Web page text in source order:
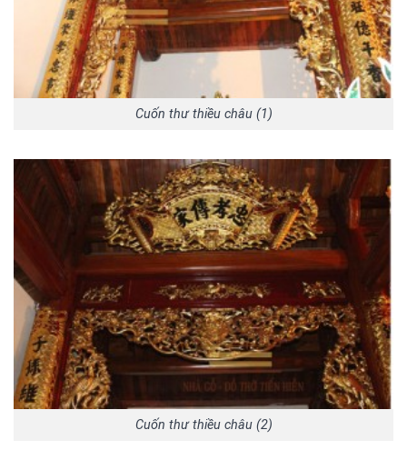
Cuốn thư thiều châu (1)
Cuốn thư thiều châu (2)